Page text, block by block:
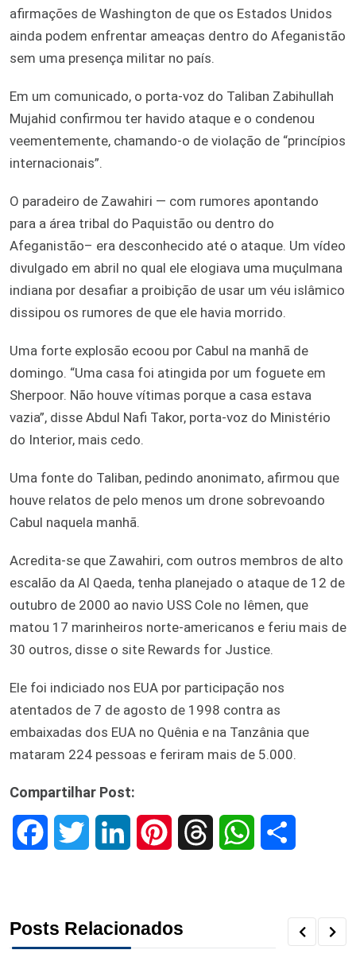
afirmações de Washington de que os Estados Unidos
ainda podem enfrentar ameaças dentro do Afeganistão
sem uma presença militar no país.
Em um comunicado, o porta-voz do Taliban Zabihullah
Mujahid confirmou ter havido ataque e o condenou
veementemente, chamando-o de violação de “princípios
internacionais”.
O paradeiro de Zawahiri — com rumores apontando
para a área tribal do Paquistão ou dentro do
Afeganistão– era desconhecido até o ataque. Um vídeo
divulgado em abril no qual ele elogiava uma muçulmana
indiana por desafiar a proibição de usar um véu islâmico
dissipou os rumores de que ele havia morrido.
Uma forte explosão ecoou por Cabul na manhã de
domingo. “Uma casa foi atingida por um foguete em
Sherpoor. Não houve vítimas porque a casa estava
vazia”, ​​disse Abdul Nafi Takor, porta-voz do Ministério
do Interior, mais cedo.
Uma fonte do Taliban, pedindo anonimato, afirmou que
houve relatos de pelo menos um drone sobrevoando
Cabul naquela manhã.
Acredita-se que Zawahiri, com outros membros de alto
escalão da Al Qaeda, tenha planejado o ataque de 12 de
outubro de 2000 ao navio USS Cole no Iêmen, que
matou 17 marinheiros norte-americanos e feriu mais de
30 outros, disse o site Rewards for Justice.
Ele foi indiciado nos EUA por participação nos
atentados de 7 de agosto de 1998 contra as
embaixadas dos EUA no Quênia e na Tanzânia que
mataram 224 pessoas e feriram mais de 5.000.
Compartilhar Post:
e t k t
Posts Relacionados